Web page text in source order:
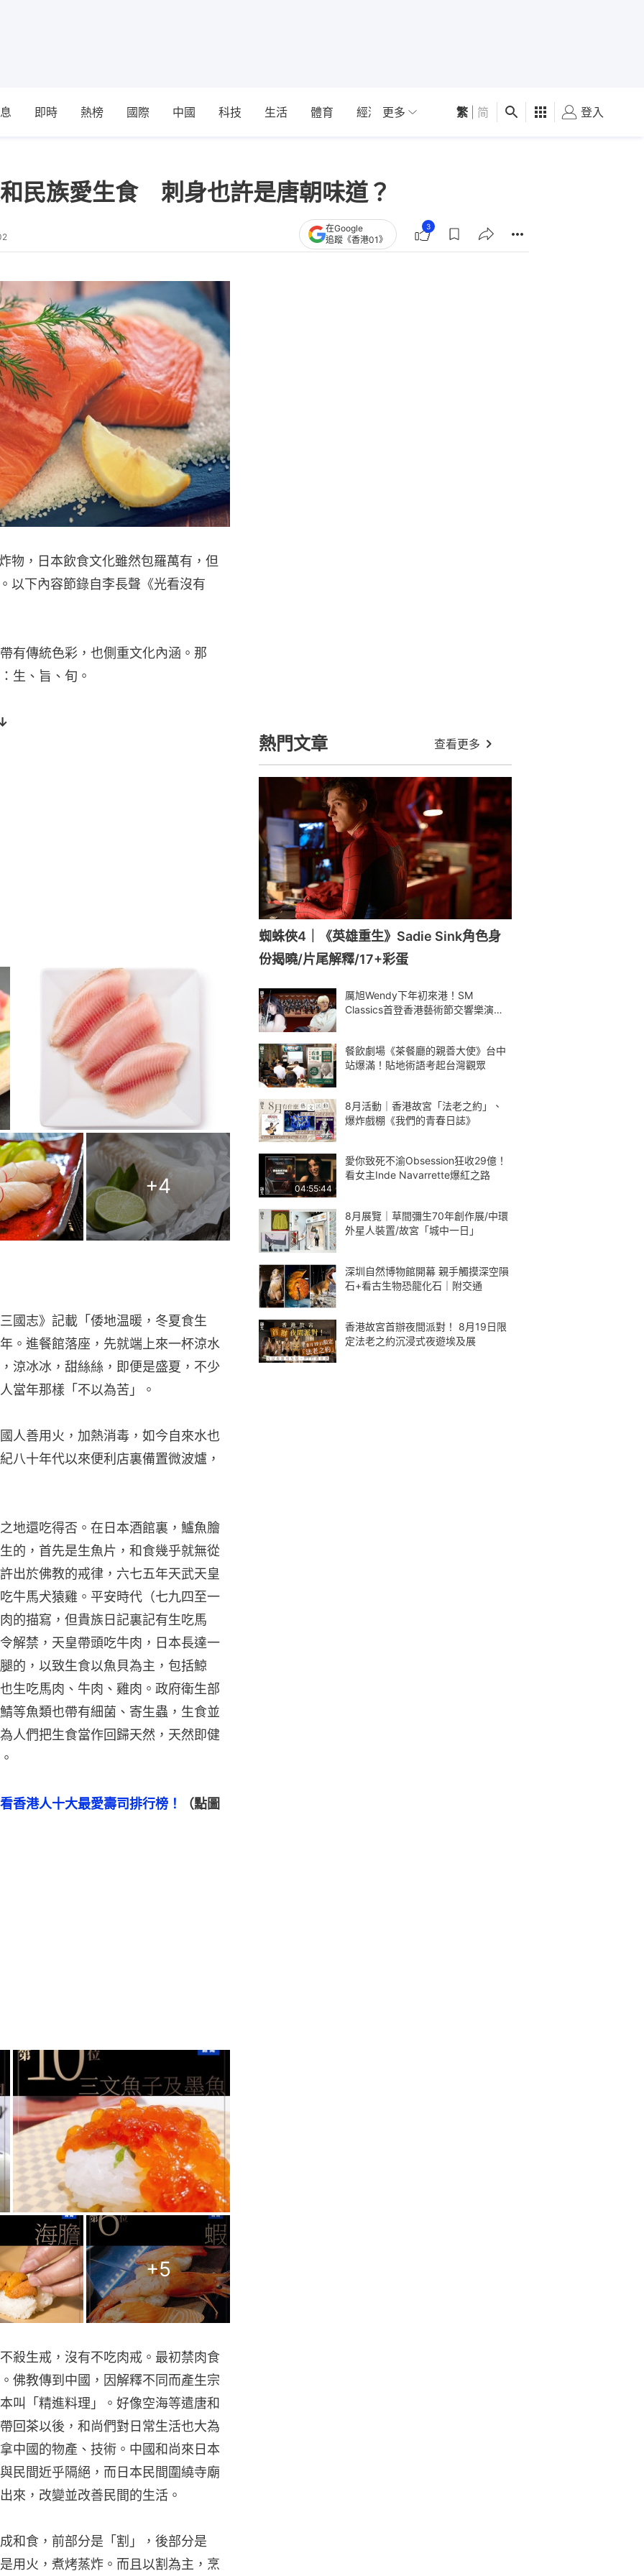
即時 熱榜 國際 中國 科技 生活 體育 經濟 01深圳 觀點 健康 好食玩飛
更多 繁 简 登入
民族愛生食 刺身也許是唐朝味道？
在Google
追蹤《香港01》
3
物，日本飲食文化雖然包羅萬有，但
以下內容節錄自李長聲《光看沒有
有傳統色彩，也側重文化內涵。那
生、旨、旬。
+4
國志》記載「倭地温暖，冬夏食生
。進餐館落座，先就端上來一杯涼水
涼冰冰，甜絲絲，即便是盛夏，不少
當年那樣「不以為苦」。
人善用火，加熱消毒，如今自來水也
八十年代以來便利店裏備置微波爐，
地還吃得否。在日本酒館裏，鱸魚膾
的，首先是生魚片，和食幾乎就無從
出於佛教的戒律，六七五年天武天皇
牛馬犬猿雞。平安時代（七九四至一
的描寫，但貴族日記裏記有生吃馬
解禁，天皇帶頭吃牛肉，日本長達一
的，以致生食以魚貝為主，包括鯨
生吃馬肉、牛肉、雞肉。政府衛生部
等魚類也帶有細菌、寄生蟲，生食並
人們把生食當作回歸天然，天然即健
香港人十大最愛壽司排行榜！ （點圖
+5
殺生戒，沒有不吃肉戒。最初禁肉食
佛教傳到中國，因解釋不同而產生宗
叫「精進料理」。好像空海等遣唐和
回茶以後，和尚們對日常生活也大為
中國的物產、技術。中國和尚來日本
民間近乎隔絕，而日本民間圍繞寺廟
來，改變並改善民間的生活。
和食，前部分是「割」，後部分是
用火，煮烤蒸炸。而且以割為主，烹
熱門文章 查看更多
蜘蛛俠4｜《英雄重生》Sadie Sink角色身
份揭曉/片尾解釋/17+彩蛋
厲旭Wendy下年初來港！SM
Classics首登香港藝術節交響樂演繹
餐飲劇場《茶餐廳的親善大使》台中
站爆滿！貼地術語考起台灣觀眾
8月活動｜香港故宮「法老之約」、
爆炸戲棚《我們的青春日誌》
04:55:44
愛你致死不渝Obsession狂收29億！
看女主Inde Navarrette爆紅之路
8月展覽｜草間彌生70年創作展/中環
外星人裝置/故宮「城中一日」
深圳自然博物館開幕 親手觸摸深空隕
石+看古生物恐龍化石｜附交通
香港故宮首辦夜間派對！ 8月19日限
定法老之約沉浸式夜遊埃及展